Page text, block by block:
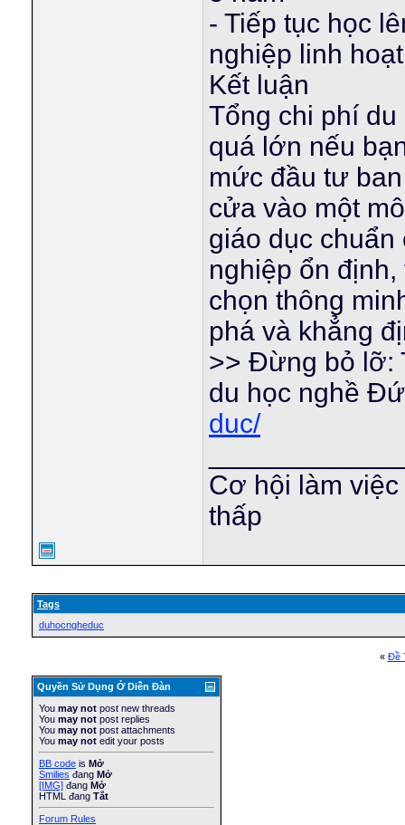
- Tiếp tục học
nghiệp linh
Kết luận
Tổng chi phí
quá lớn nếu
mức đầu tư
cửa vào một
giáo dục
nghiệp ổn
chọn thông
phá và khẳng
>> Đừng bỏ lỡ:
du học nghề
duc/
Cơ hội làm
thấp
Tags
duhocngheduc
« Ðề
Quyền Sử Dụng Ở Diễn Ðàn
You may not post new threads
You may not post replies
You may not post attachments
You may not edit your posts
BB code is Mở
Smilies đang Mở
[IMG] đang Mở
HTML đang Tắt
Forum Rules